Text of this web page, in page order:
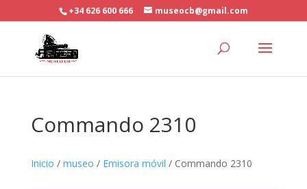
+34 626 600 666 museocb@gmail.com
Commando 2310
Inicio / museo / Emisora móvil / Commando 2310